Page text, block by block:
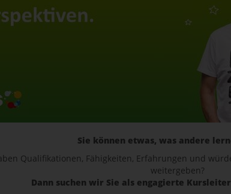
Sie können etwas, was andere
Qualifikationen, Fähigkeiten, Erfahrungen und
weitergeben?
Dann suchen wir Sie als engagierte